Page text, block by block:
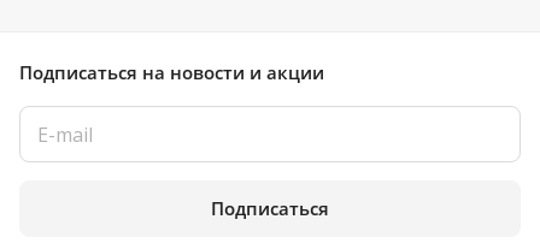
Подписаться на новости и акции
Подписаться